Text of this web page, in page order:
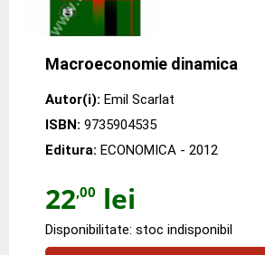
Macroeconomie dinamica
Autor(i): Emil Scarlat
ISBN: 9735904535
Editura: ECONOMICA - 2012
22,00 lei
Disponibilitate: stoc indisponibil